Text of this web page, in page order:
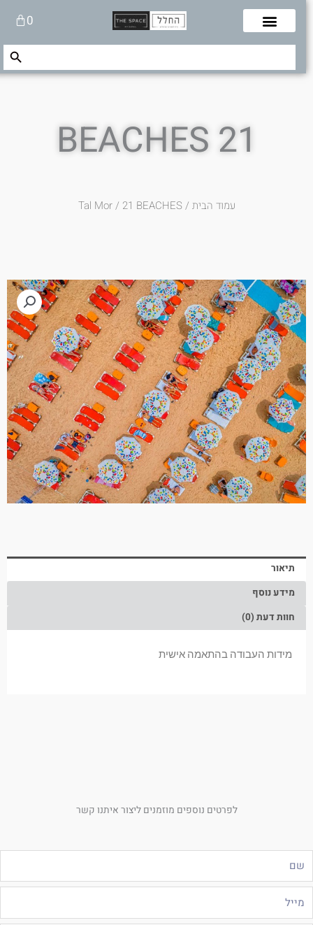
0עגלת
קניות
Search
Search Button
21 BEACHES
עמוד הבית/
Tal Mor/ 21 BEACHES
תיאור
מידע נוסף
חוות דעת (0)
מידות העבודה בהתאמה אישית
לפרטים נוספים מוזמנים ליצור איתנו קשר